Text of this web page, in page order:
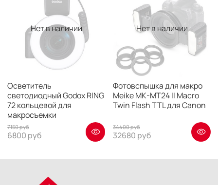
Нет в наличии
Осветитель
светодиодный Godox RING
72 кольцевой для
макросъемки
7150 руб
6800 руб
Нет в наличии
Фотовспышка для макро
Meike MK-MT24 II Macro
Twin Flash TTL для Canon
34400 руб
32680 руб